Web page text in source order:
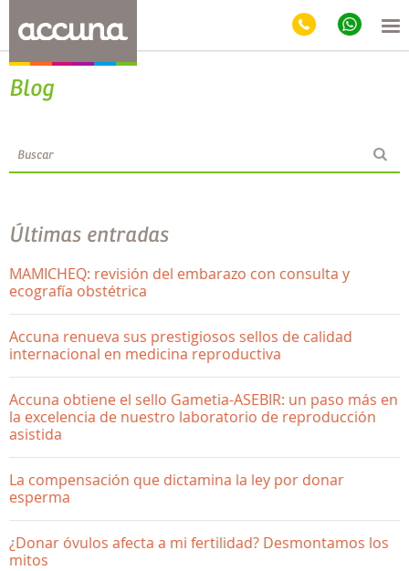
Blog
Últimas entradas
MAMICHEQ: revisión del embarazo con consulta y
ecografía obstétrica
Accuna renueva sus prestigiosos sellos de calidad
internacional en medicina reproductiva
Accuna obtiene el sello Gametia-ASEBIR: un paso más en
la excelencia de nuestro laboratorio de reproducción
asistida
La compensación que dictamina la ley por donar
esperma
¿Donar óvulos afecta a mi fertilidad? Desmontamos los
mitos